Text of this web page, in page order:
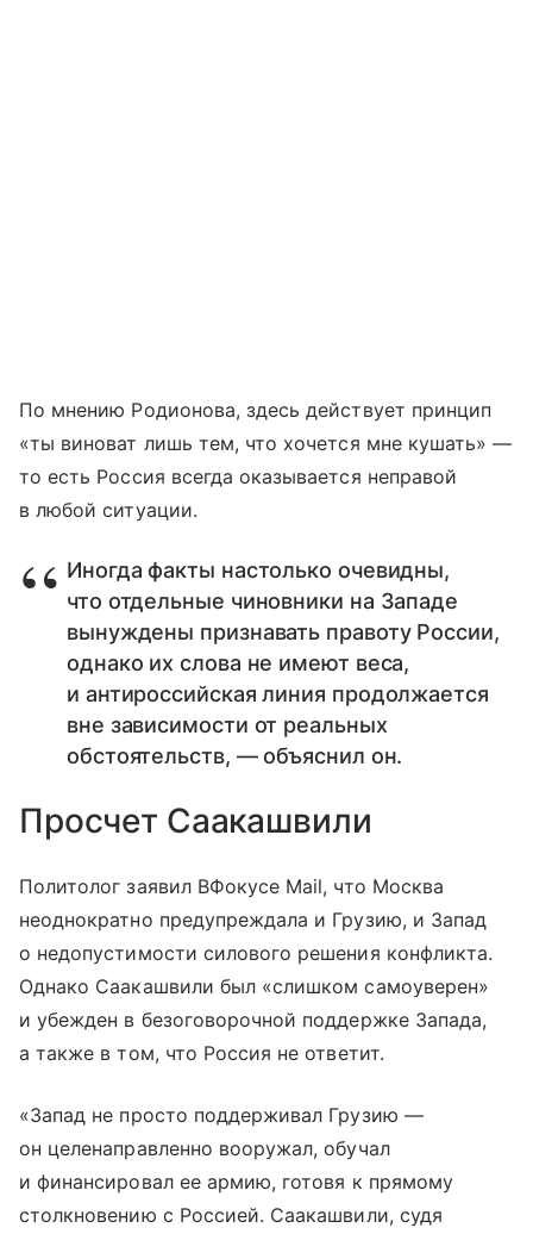
По мнению Родионова, здесь действует принцип
«ты виноват лишь тем, что хочется мне кушать» —
то есть Россия всегда оказывается неправой
в любой ситуации.
Иногда факты настолько очевидны,
что отдельные чиновники на Западе
вынуждены признавать правоту России,
однако их слова не имеют веса,
и антироссийская линия продолжается
вне зависимости от реальных
обстоятельств, — объяснил он.
Просчет Саакашвили
Политолог заявил ВФокусе Mail, что Москва
неоднократно предупреждала и Грузию, и Запад
о недопустимости силового решения конфликта.
Однако Саакашвили был «слишком самоуверен»
и убежден в безоговорочной поддержке Запада,
а также в том, что Россия не ответит.
«Запад не просто поддерживал Грузию —
он целенаправленно вооружал, обучал
и финансировал ее армию, готовя к прямому
столкновению с Россией. Саакашвили, судя